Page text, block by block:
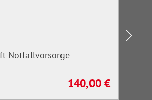
Notfallvorsorge
Regulärer Preis:
140,00 €